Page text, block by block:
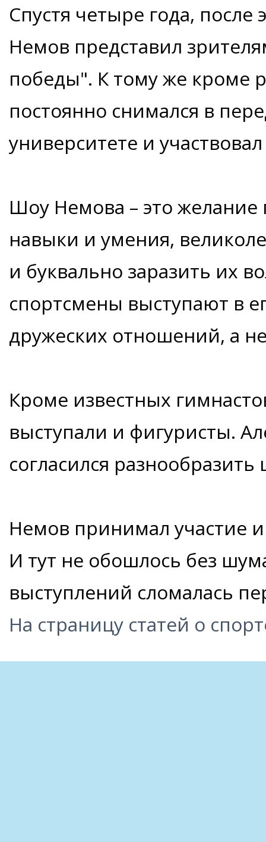
Спустя четыре года, после
Немов представил
победы". К тому же кроме
постоянно снимался в
университете и
Шоу Немова – это желание
навыки и умения,
и буквально заразить их
спортсмены выступают в
дружеских отношений, а
Кроме известных
выступали и фигуристы.
согласился разнообразить
Немов принимал участие
И тут не обошлось без
выступлений сломалась
На страницу статей о